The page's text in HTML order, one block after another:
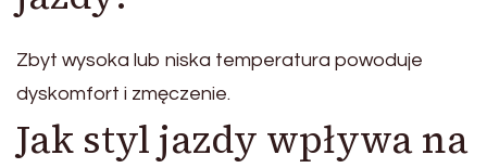
Zbyt wysoka lub niska temperatura powoduje
dyskomfort i zmęczenie.
Jak styl jazdy wpływa na